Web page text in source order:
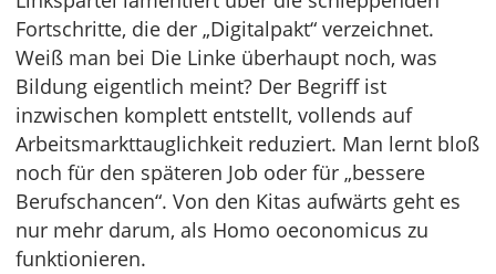
Fortschritte, die der „Digitalpakt“ verzeichnet.
Weiß man bei Die Linke überhaupt noch, was
Bildung eigentlich meint? Der Begriff ist
inzwischen komplett entstellt, vollends auf
Arbeitsmarkttauglichkeit reduziert. Man lernt bloß
noch für den späteren Job oder für „bessere
Berufschancen“. Von den Kitas aufwärts geht es
nur mehr darum, als Homo oeconomicus zu
funktionieren.